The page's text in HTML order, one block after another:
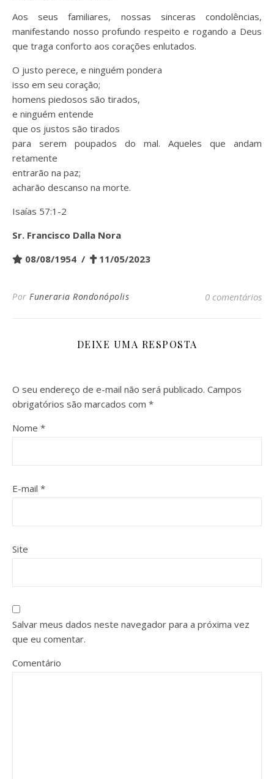
Aos seus familiares, nossas sinceras condolências,
manifestando nosso profundo respeito e rogando a Deus
que traga conforto aos corações enlutados.
O justo perece, e ninguém pondera
isso em seu coração;
homens piedosos são tirados,
e ninguém entende
que os justos são tirados
para serem poupados do mal. Aqueles que andam
retamente
entrarão na paz;
acharão descanso na morte.
Isaías 57:1-2
Sr. Francisco Dalla Nora
08/08/1954 /
11/05/2023
Por Funeraria Rondonópolis 0 comentários
DEIXE UMA RESPOSTA
O seu endereço de e-mail não será publicado. Campos
obrigatórios são marcados com *
Nome *
E-mail *
Site
Salvar meus dados neste navegador para a próxima vez
que eu comentar.
Comentário